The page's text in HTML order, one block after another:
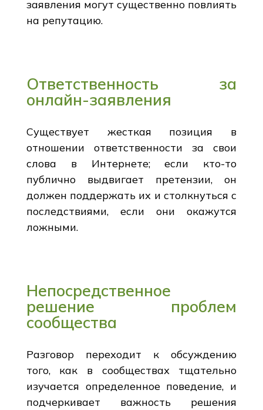
заявления могут существенно повлиять
на репутацию.
Ответственность за
онлайн-заявления
Существует жесткая позиция в
отношении ответственности за свои
слова в Интернете; если кто-то
публично выдвигает претензии, он
должен поддержать их и столкнуться с
последствиями, если они окажутся
ложными.
Непосредственное
решение проблем
сообщества
Разговор переходит к обсуждению
того, как в сообществах тщательно
изучается определенное поведение, и
подчеркивает важность решения